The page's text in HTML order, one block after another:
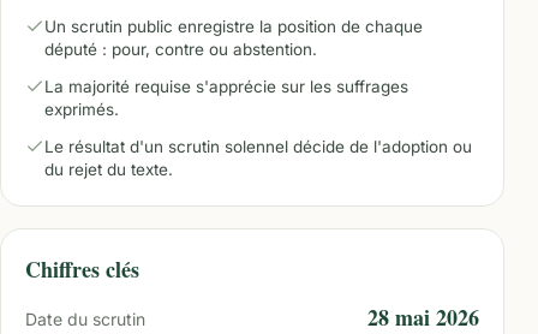
Un scrutin public enregistre la position de chaque
député : pour, contre ou abstention.
La majorité requise s'apprécie sur les suffrages
exprimés.
Le résultat d'un scrutin solennel décide de l'adoption ou
du rejet du texte.
Chiffres clés
Date du scrutin 28 mai 2026